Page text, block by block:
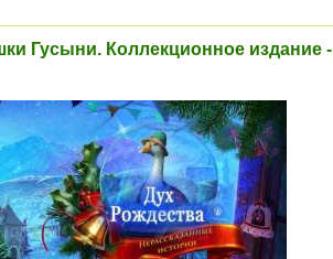
Гусыни. Коллекционное издание -